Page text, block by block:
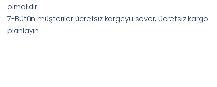
olmalıdır
7-Bütün müşteriler ücretsiz kargoyu sever, ücretsiz kargo
planlayın